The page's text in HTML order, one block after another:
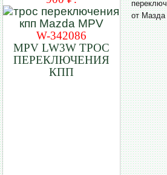
W-342086
MPV LW3W ТРОС
ПЕРЕКЛЮЧЕНИЯ
КПП
от